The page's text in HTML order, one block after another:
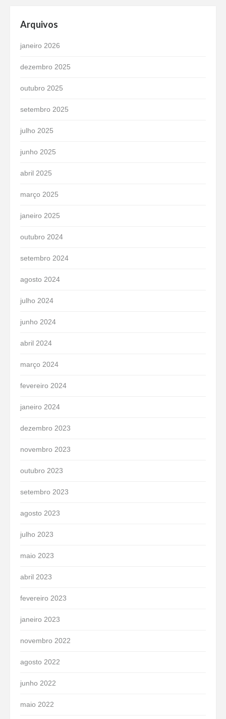
Arquivos
janeiro 2026
dezembro 2025
outubro 2025
setembro 2025
julho 2025
junho 2025
abril 2025
março 2025
janeiro 2025
outubro 2024
setembro 2024
agosto 2024
julho 2024
junho 2024
abril 2024
março 2024
fevereiro 2024
janeiro 2024
dezembro 2023
novembro 2023
outubro 2023
setembro 2023
agosto 2023
julho 2023
maio 2023
abril 2023
fevereiro 2023
janeiro 2023
novembro 2022
agosto 2022
junho 2022
maio 2022